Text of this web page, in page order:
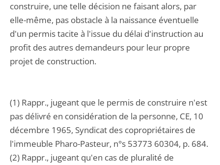
construire, une telle décision ne faisant alors, par
elle-même, pas obstacle à la naissance éventuelle
d'un permis tacite à l'issue du délai d'instruction au
profit des autres demandeurs pour leur propre
projet de construction.
(1) Rappr., jugeant que le permis de construire n'est
pas délivré en considération de la personne, CE, 10
décembre 1965, Syndicat des copropriétaires de
l'immeuble Pharo-Pasteur, n°s 53773 60304, p. 684.
(2) Rappr., jugeant qu'en cas de pluralité de